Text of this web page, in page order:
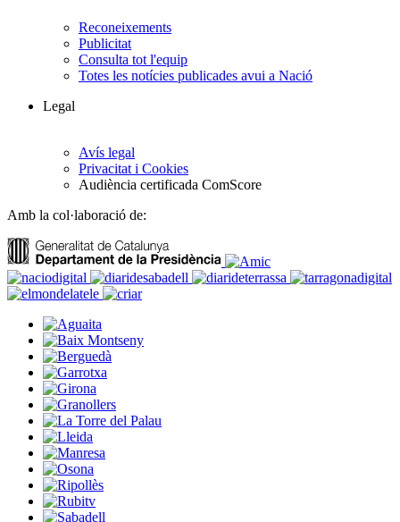
Reconeixements
Publicitat
Consulta tot l'equip
Totes les notícies publicades avui a Nació
Legal
Avís legal
Privacitat i Cookies
Audiència certificada ComScore
Amb la col·laboració de: